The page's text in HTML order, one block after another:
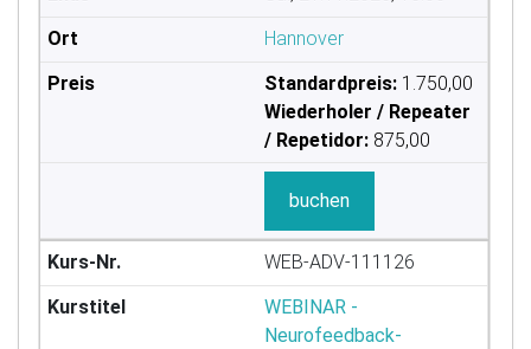
Hannover
Standardpreis: 1.750,00
Wiederholer / Repeater
/ Repetidor: 875,00
buchen
WEB-ADV-111126
WEBINAR -
Neurofeedback-